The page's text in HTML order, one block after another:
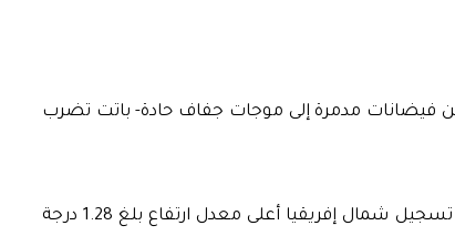
-من فيضانات مدمرة إلى موجات جفاف حادة- باتت تضرب
ففي عام 2024، ارتفعت درجة الحرارة السطحية في القارة بمتوسط 0.86 درجة مئوية مقارنة بالفترة المرجعية من 1991 إلى 2020، مع تسجيل شمال إفريقيا أعلى معدل ارتفاع بلغ 1.28 درجة